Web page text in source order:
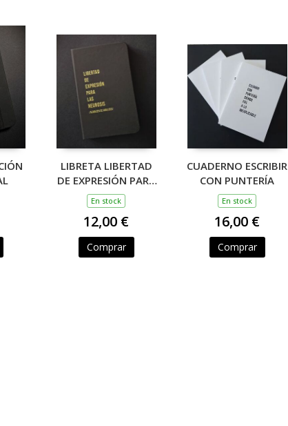
LIBRETA LIBERTAD
DE EXPRESIÓN PARA
LAS NEUROSIS
En stock
12,00 €
Comprar
CUADERNO ESCRIBIR
CON PUNTERÍA
En stock
16,00 €
Comprar